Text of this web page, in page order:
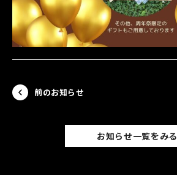
前のお知らせ
お知らせ一覧をみる